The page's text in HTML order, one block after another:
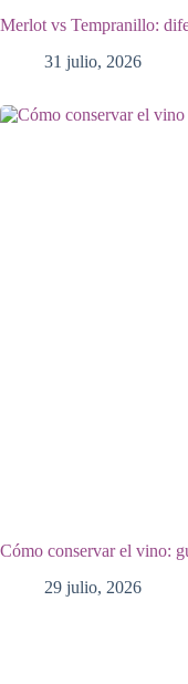
Merlot vs Tempranillo:
31 julio, 2026
Cómo conservar el vino:
29 julio, 2026